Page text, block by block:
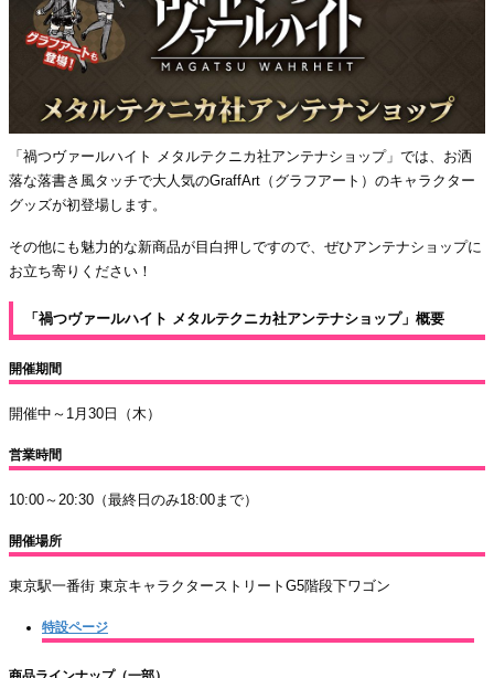
「禍つヴァールハイト メタルテクニカ社アンテナショップ」では、お洒
落な落書き風タッチで大人気のGraffArt（グラフアート）のキャラクター
グッズが初登場します。
その他にも魅力的な新商品が目白押しですので、ぜひアンテナショップに
お立ち寄りください！
「禍つヴァールハイト メタルテクニカ社アンテナショップ」概要
開催期間
開催中～1月30日（木）
営業時間
10:00～20:30（最終日のみ18:00まで）
開催場所
東京駅一番街 東京キャラクターストリートG5階段下ワゴン
特設ページ